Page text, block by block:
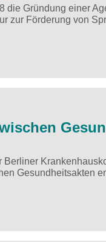
die Gründung einer
zur Förderung von
Gesundheitsakten